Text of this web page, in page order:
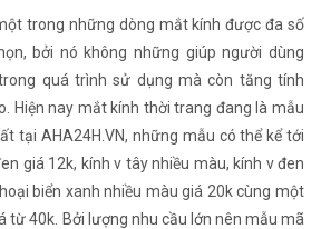
trong những dòng mắt kính được đa số
bởi nó không những giúp người dùng
quá trình sử dụng mà còn tăng tính
Hiện nay mắt kính thời trang đang là mẫu
tại AHA24H.VN, những mẫu có thể kể tới
giá 12k, kính v tây nhiều màu, kính v đen
biển xanh nhiều màu giá 20k cùng một
từ 40k. Bởi lượng nhu cầu lớn nên mẫu mã